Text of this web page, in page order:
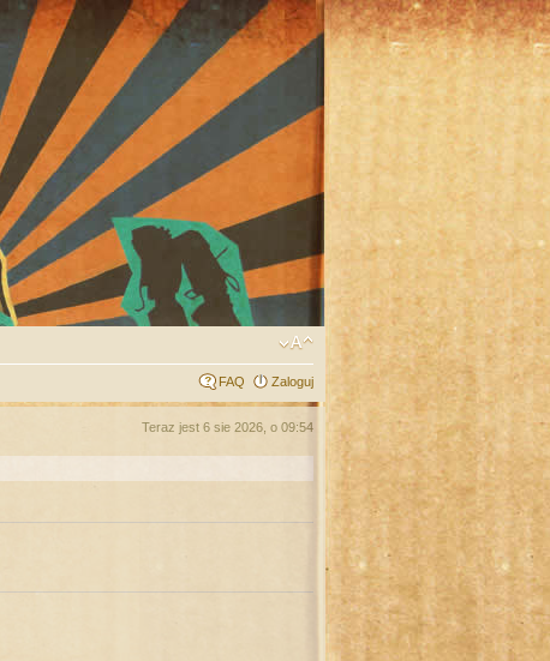
FAQ Zaloguj
Teraz jest 6 sie 2026, o 09:54